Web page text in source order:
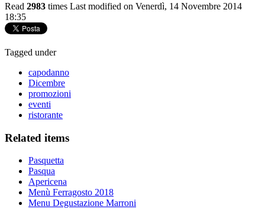
Read 2983 times Last modified on Venerdì, 14 Novembre 2014
18:35
Tagged under
capodanno
Dicembre
promozioni
eventi
ristorante
Related items
Pasquetta
Pasqua
Apericena
Menù Ferragosto 2018
Menu Degustazione Marroni